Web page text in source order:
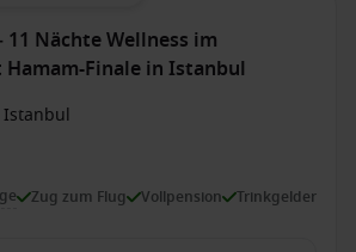
11 Nächte Wellness im
Finale in Istanbul
Istanbul
Zug zum Flug Vollpension Trinkgelder